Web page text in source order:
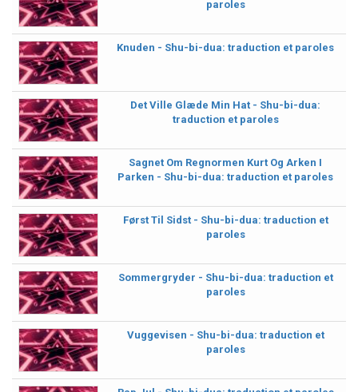
paroles
Knuden - Shu-bi-dua: traduction et paroles
Det Ville Glæde Min Hat - Shu-bi-dua:
traduction et paroles
Sagnet Om Regnormen Kurt Og Arken I
Parken - Shu-bi-dua: traduction et paroles
Først Til Sidst - Shu-bi-dua: traduction et
paroles
Sommergryder - Shu-bi-dua: traduction et
paroles
Vuggevisen - Shu-bi-dua: traduction et
paroles